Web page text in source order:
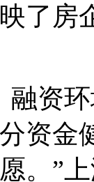
了房
资环
资金
。”